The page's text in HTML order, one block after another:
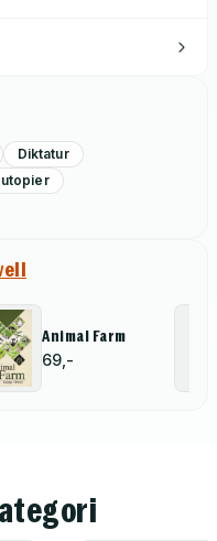
Diktatur
Animal Farm
69,-